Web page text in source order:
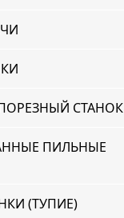
СТАНОК
ПИЛЬНЫЕ
(ТУПИЕ)